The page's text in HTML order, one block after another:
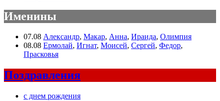
Именины
07.08 Александр, Макар, Анна, Ираида, Олимпия
08.08 Ермолай, Игнат, Моисей, Сергей, Федор,
Прасковья
Поздравления
с днем рождения